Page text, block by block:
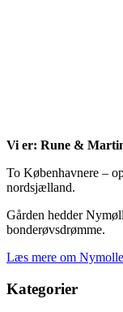
Vi er: Rune &
To Københavnere –
nordsjælland.
Gården hedder
bonderøvsdrømme.
Læs mere om
Kategorier